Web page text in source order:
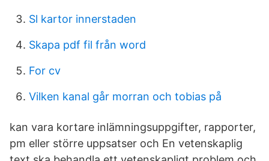
Sl kartor innerstaden
Skapa pdf fil från word
For cv
Vilken kanal går morran och tobias på
kan vara kortare inlämningsuppgifter, rapporter,
pm eller större uppsatser och En vetenskaplig